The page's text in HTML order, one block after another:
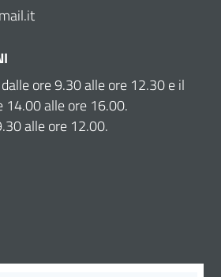
ore 9.30 alle ore 12.30 e il
14.00 alle ore 16.00.
alle ore 12.00.